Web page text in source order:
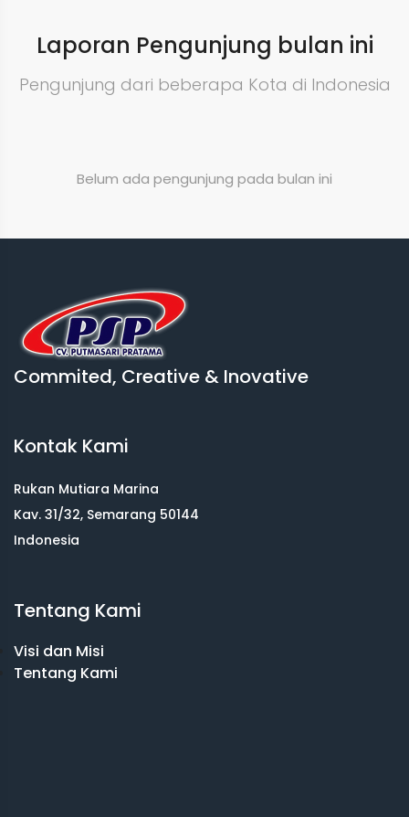
Laporan Pengunjung bulan ini
Pengunjung dari beberapa Kota di Indonesia
Belum ada pengunjung pada bulan ini
Commited, Creative & Inovative
Kontak Kami
Rukan Mutiara Marina
Kav. 31/32, Semarang 50144
Indonesia
Tentang Kami
Visi dan Misi
Tentang Kami